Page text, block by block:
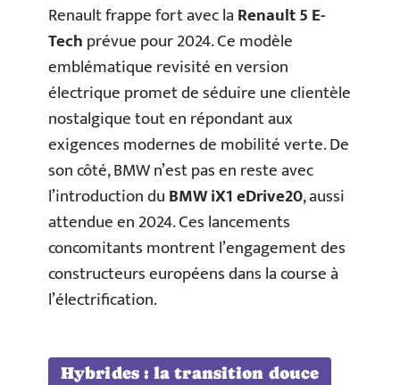
Renault frappe fort avec laRenault 5 E-
Techprévue pour 2024. Ce modèle
emblématique revisité en version
électrique promet de séduire une clientèle
nostalgique tout en répondant aux
exigences modernes de mobilité verte. De
son côté, BMW n’est pas en reste avec
l’introduction duBMW iX1 eDrive20, aussi
attendue en 2024. Ces lancements
concomitants montrent l’engagement des
constructeurs européens dans la course à
l’électrification.
Hybrides : la transition douce